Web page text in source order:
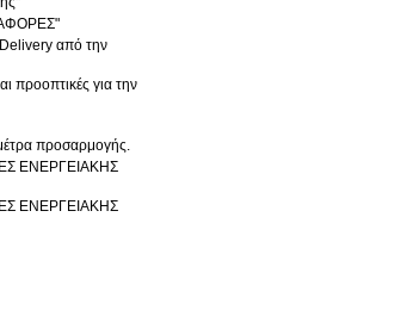
από την
προσαρμογής.
ΕΝΕΡΓΕΙΑΚΗΣ
ΕΝΕΡΓΕΙΑΚΗΣ